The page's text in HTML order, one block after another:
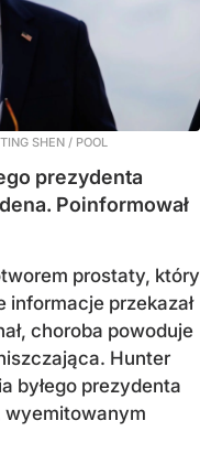
TING SHEN / POOL
prezydenta
Poinformował
prostaty, który
informacje przekazał
choroba powoduje
Hunter
byłego prezydenta
wyemitowanym